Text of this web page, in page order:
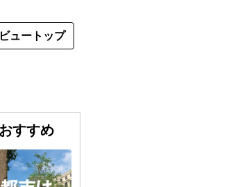
ュートップ
すすめ